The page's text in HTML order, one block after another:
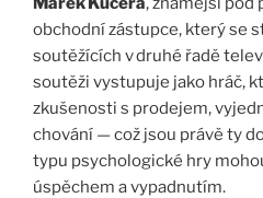
obchodní zástupce, který se
soutěžících v druhé řadě
soutěži vystupuje jako hráč,
zkušenosti s prodejem,
chování — což jsou právě ty
typu psychologické hry
úspěchem a vypadnutím.